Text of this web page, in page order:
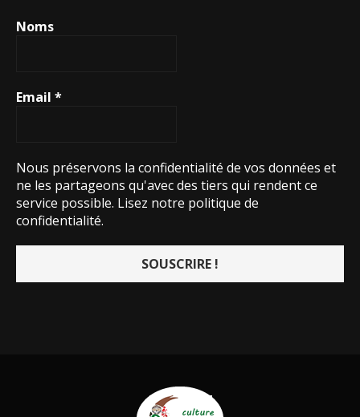
Noms
Email *
Nous préservons la confidentialité de vos données et
ne les partageons qu'avec des tiers qui rendent ce
service possible. Lisez notre politique de
confidentialité.